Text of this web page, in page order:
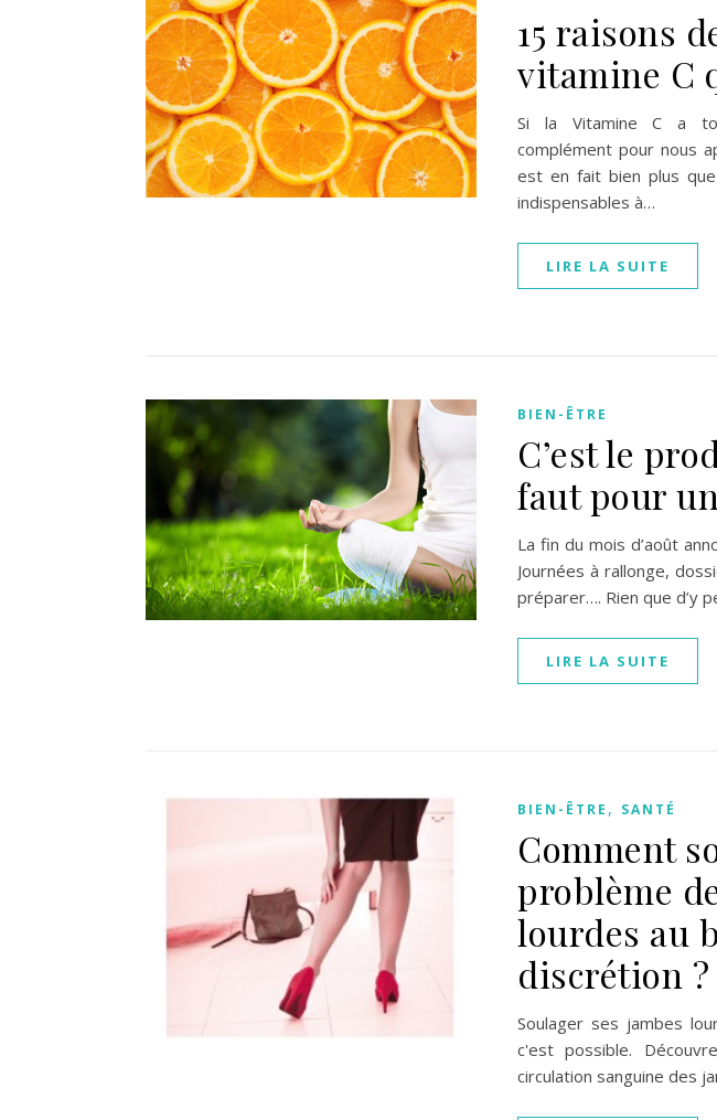
15 raisons
vitamine C
Si la Vitamine C a
complément pour nous
est en fait bien plus
indispensables à…
LIRE LA SUITE
BIEN-ÊTRE
C’est le
faut pour
La fin du mois d’août
Journées à rallonge,
préparer…. Rien que d’y
LIRE LA SUITE
BIEN-ÊTRE , SANTÉ
Comment
problème
lourdes au
discrétion ?
Soulager ses jambes
c'est possible.
circulation sanguine des